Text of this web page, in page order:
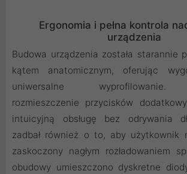
Ergonomia i pełna kontrola
urządzenia
Budowa urządzenia została starannie
kątem anatomicznym, oferując
uniwersalne wyprofilowanie.
rozmieszczenie przycisków
intuicyjną obsługę bez odrywania
zadbał również o to, aby użytkownik
zaskoczony nagłym rozładowaniem
obudowy umieszczono dyskretne